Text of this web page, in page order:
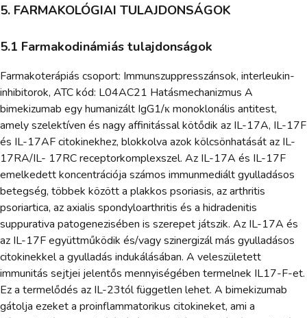
5. FARMAKOLÓGIAI TULAJDONSÁGOK
5.1 Farmakodinámiás tulajdonságok
Farmakoterápiás csoport: Immunszuppresszánsok, interleukin-
inhibitorok, ATC kód: L04AC21 Hatásmechanizmus A
bimekizumab egy humanizált IgG1/κ monoklonális antitest,
amely szelektíven és nagy affinitással kötődik az IL-17A, IL-17F
és IL-17AF citokinekhez, blokkolva azok kölcsönhatását az IL-
17RA/IL- 17RC receptorkomplexszel. Az IL-17A és IL-17F
emelkedett koncentrációja számos immunmediált gyulladásos
betegség, többek között a plakkos psoriasis, az arthritis
psoriartica, az axialis spondyloarthritis és a hidradenitis
suppurativa patogenezisében is szerepet játszik. Az IL-17A és
az IL-17F együttműködik és/vagy szinergizál más gyulladásos
citokinekkel a gyulladás indukálásában. A veleszületett
immunitás sejtjei jelentős mennyiségében termelnek IL17-F-et.
Ez a termelődés az IL-23tól független lehet. A bimekizumab
gátolja ezeket a proinflammatorikus citokineket, ami a